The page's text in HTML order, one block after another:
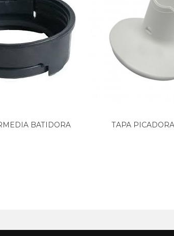
Amortiguador batidora Jata...